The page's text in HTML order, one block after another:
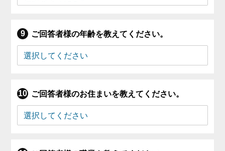
ご回答者様の年齢を教えてください。
ご回答者様のお住まいを教えてください。